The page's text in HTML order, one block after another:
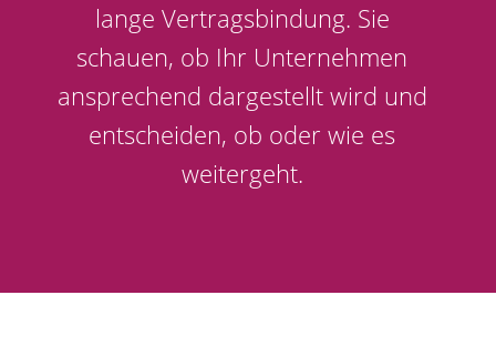
lange Vertragsbindung. Sie
schauen, ob Ihr Unternehmen
ansprechend dargestellt wird und
entscheiden, ob oder wie es
weitergeht.